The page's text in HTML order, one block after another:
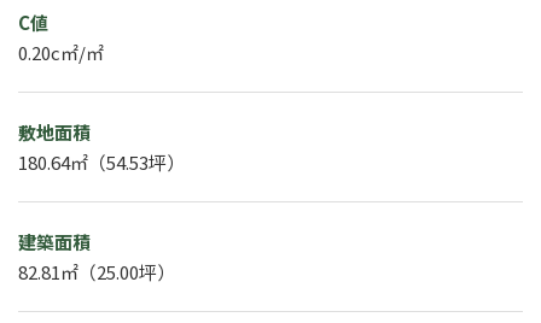
C値
0.20c㎡/㎡
敷地面積
180.64㎡（54.53坪）
建築面積
82.81㎡（25.00坪）